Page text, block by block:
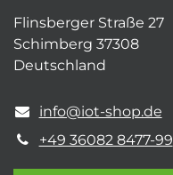
Flinsberger Straße 27
Schimberg 37308
Deutschland
info@iot-shop.de
+49 36082 8477-99